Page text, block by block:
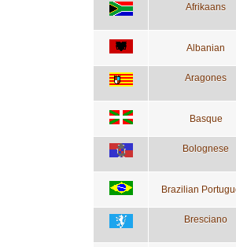
Afrikaans
Albanian
Aragones
Basque
Bolognese
Brazilian
Bresciano